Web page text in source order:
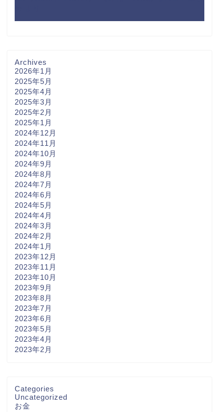
Archives
2026年1月
2025年5月
2025年4月
2025年3月
2025年2月
2025年1月
2024年12月
2024年11月
2024年10月
2024年9月
2024年8月
2024年7月
2024年6月
2024年5月
2024年4月
2024年3月
2024年2月
2024年1月
2023年12月
2023年11月
2023年10月
2023年9月
2023年8月
2023年7月
2023年6月
2023年5月
2023年4月
2023年2月
Categories
Uncategorized
お金